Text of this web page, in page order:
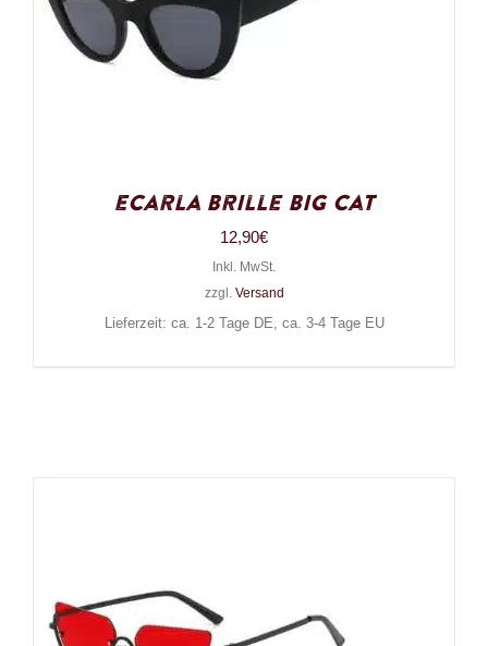
eCarla Brille Big Cat
12,90€
Inkl. MwSt.
zzgl. Versand
Lieferzeit: ca. 1-2 Tage DE, ca. 3-4 Tage EU